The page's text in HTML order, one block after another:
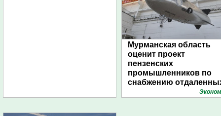
Мурманская область
оценит проект
пензенских
промышленников по
снабжению
поселений с помощью